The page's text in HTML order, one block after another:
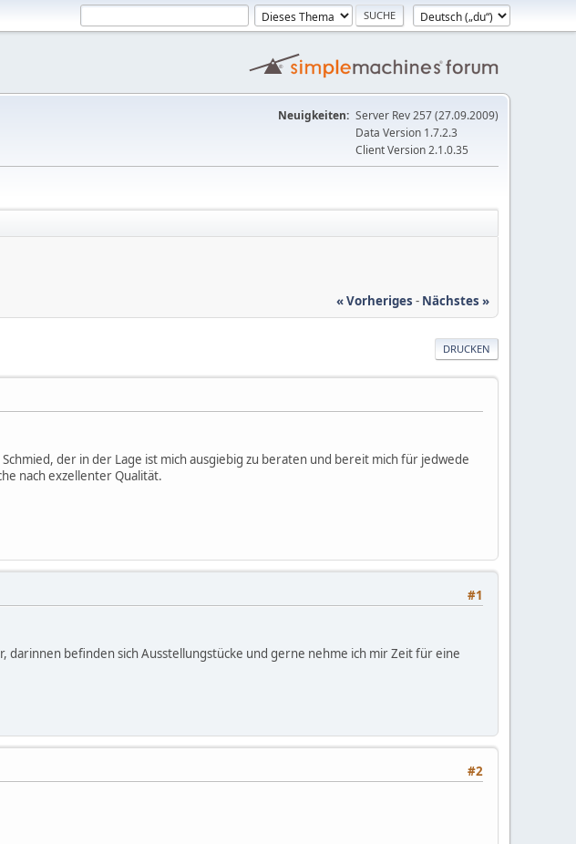
Neuigkeiten: Server Rev 257 (27.09.2009)
Data Version 1.7.2.3
Client Version 2.1.0.35
« Vorheriges - Nächstes »
DRUCKEN
der in der Lage ist mich ausgiebig zu beraten und bereit mich für jedwede
nach exzellenter Qualität.
#1
befinden sich Ausstellungstücke und gerne nehme ich mir Zeit für eine
#2